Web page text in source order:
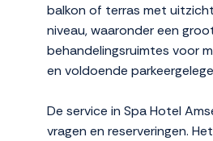
balkon of terras met
niveau, waaronder een
behandelingsruimtes voor
en voldoende
De service in Spa Hotel
vragen en reserveringen.